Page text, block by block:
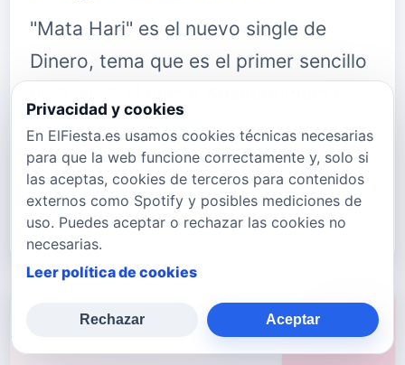
"Mata Hari" es el nuevo single de
Dinero, tema que es el primer sencillo
Dinero que saldr&aacute; a la venta el
pr&oacute;ximo 3 de febrero. Puedes
seguir a Dinero en: Su Twitter
twitter.com/dineromusic S…
Privacidad y cookies
En ElFiesta.es usamos cookies técnicas necesarias
para que la web funcione correctamente y, solo si
las aceptas, cookies de terceros para contenidos
externos como Spotify y posibles mediciones de
uso. Puedes aceptar o rechazar las cookies no
necesarias.
Leer política de cookies
Rechazar Aceptar